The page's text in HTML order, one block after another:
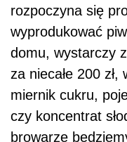
Instalowane jest
których
piwa.
Redakcja: Czy
procesem w mini
wykwalifikowana